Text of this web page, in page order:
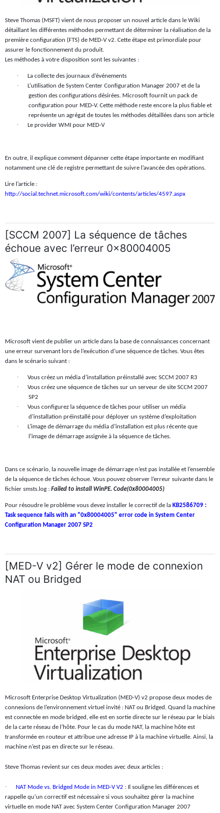
Steve Thomas (MSFT) vient de nous proposer un nouvel article dans le Wiki
détaillant les différentes méthodes permettant de déterminer la réalisation de la
première configuration (FTS) de MED-V v2. Cette étape est primordiale pour
assurer le fonctionnement du produit.
Les méthodes à votre disposition sont les suivantes :
· La collecte des journaux d’événements
·
L’utilisation de System Center Configuration Manager 2007 et de la
gestion des configurations désirées. Microsoft fournit un pack de
configuration pour MED-V. Cette méthode reste encore la plus fiable et
représente un agrégat de toutes les méthodes détaillées dans son article
· Le provider WMI pour MED-V
En outre, il explique comment dépanner cette étape importante en modifiant
notamment une clé de registre permettant de suivre l’avancée des opérations.
Lire l’article :
http://social.technet.microsoft.com/wiki/contents/articles/4597.aspx
[SCCM 2007] La séquence de tâches
échoue avec l’erreur 0x80004005
Microsoft vient de publier un article dans la base de connaissances concernant
une erreur survenant lors de l’exécution d’une séquence de tâches. Vous êtes
dans le scénario suivant :
· Vous créez un média d’installation préinstallé avec SCCM 2007 R3
·
Vous créez une séquence de tâches sur un serveur de site SCCM 2007
SP2
·
Vous configurez la séquence de tâches pour utiliser un média
d’installation préinstallé pour déployer un système d’exploitation
·
L’image de démarrage du média d’installation est plus récente que
l’image de démarrage assignée à la séquence de tâches.
Dans ce scénario, la nouvelle image de démarrage n’est pas installée et l’ensemble
de la séquence de tâches échoue. Vous pouvez observer l’erreur suivante dans le
fichier smsts.log : Failed to install WinPE. Code(0x80004005)
Pour résoudre le problème vous devez installer le correctif de la KB2586709 :
Task sequence fails with an "0x80004005" error code in System Center
Configuration Manager 2007 SP2
[MED-V v2] Gérer le mode de connexion
NAT ou Bridged
Microsoft Enterprise Desktop Virtualization (MED-V) v2 propose deux modes de
connexions de l’environnement virtuel invité : NAT ou Bridged. Quand la machine
est connectée en mode bridged, elle est en sortie directe sur le réseau par le biais
de la carte réseau de l’hôte. Pour le cas du mode NAT, la machine hôte est
transformée en routeur et attribue une adresse IP à la machine virtuelle. Ainsi, la
machine n’est pas en directe sur le réseau.
Steve Thomas revient sur ces deux modes avec deux articles :
· NAT Mode vs. Bridged Mode in MED-V V2 : Il souligne les différences et
rappelle qu’un correctif est nécessaire si vous souhaitez gérer la machine
virtuelle en mode NAT avec System Center Configuration Manager 2007